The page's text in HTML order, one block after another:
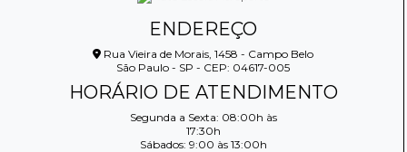
ENDEREÇO
Rua Vieira de Morais, 1458 - Campo Belo
São Paulo - SP - CEP: 04617-005
HORÁRIO DE ATENDIMENTO
Segunda a Sexta: 08:00h às
17:30h
Sábados: 9:00 às 13:00h